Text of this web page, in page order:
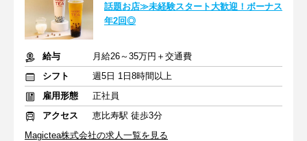
話題お店≫未経験スタート大歓迎！ボーナス
年2回◎
給与
月給26～35万円＋交通費
シフト
週5日 1日8時間以上
雇用形態
正社員
アクセス
恵比寿駅 徒歩3分
Magictea株式会社の求人一覧を見る